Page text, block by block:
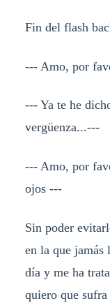
Fin del flash
--- Amo, por
--- Ya te he
vergüenza...---
--- Amo, por
ojos ---
Sin poder
en la que
día y me ha
quiero que